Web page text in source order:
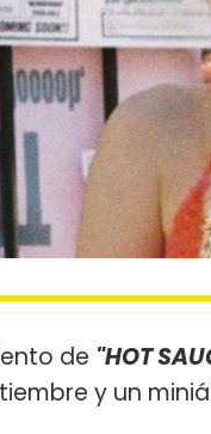
de "HOT
y un